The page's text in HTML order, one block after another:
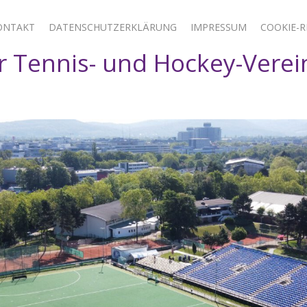
DATENSCHUTZERKLÄRUNG IMPRESSUM COOKIE-
Tennis- und Hockey-